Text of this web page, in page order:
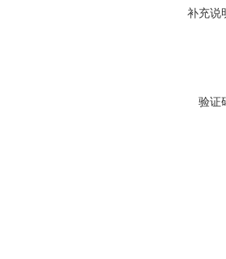
补充说
验证